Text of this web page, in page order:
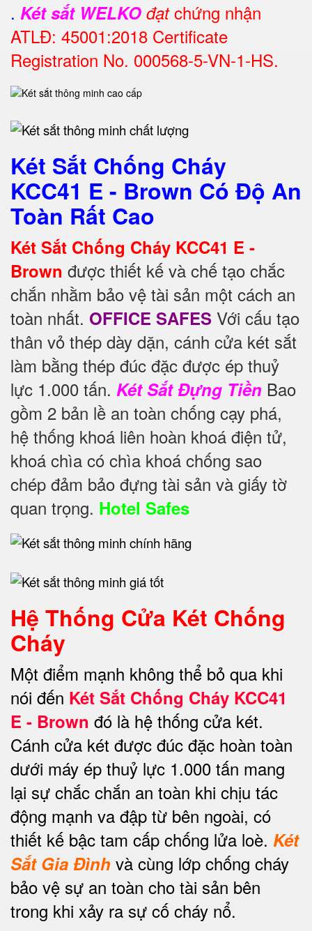
. Két sắt WELKO đạtchứng nhận
ATLĐ: 45001:2018 Certificate
Registration No. 000568-5-VN-1-HS.
Két Sắt Chống Cháy
KCC41 E - Brown Có Độ An
Toàn Rất Cao
Két Sắt Chống Cháy KCC41 E -
Brown được thiết kế và chế tạo chắc
chắn nhằm bảo vệ tài sản một cách an
toàn nhất. OFFICE SAFES Với cấu tạo
thân vỏ thép dày dặn, cánh cửa két sắt
làm bằng thép đúc đặc được ép thuỷ
lực 1.000 tấn. Két Sắt Đựng Tiền Bao
gồm 2 bản lề an toàn chống cạy phá,
hệ thống khoá liên hoàn khoá điện tử,
khoá chìa có chìa khoá chống sao
chép đảm bảo đựng tài sản và giấy tờ
quan trọng. Hotel Safes
Hệ Thống Cửa Két Chống
Cháy
Một điểm mạnh không thể bỏ qua khi
nói đến Két Sắt Chống Cháy KCC41
E - Brown đó là hệ thống cửa két.
Cánh cửa két được đúc đặc hoàn toàn
dưới máy ép thuỷ lực 1.000 tấn mang
lại sự chắc chắn an toàn khi chịu tác
động mạnh va đập từ bên ngoài, có
thiết kế bậc tam cấp chống lửa loè. Két
Sắt Gia Đình và cùng lớp chống cháy
bảo vệ sự an toàn cho tài sản bên
trong khi xảy ra sự cố cháy nổ.